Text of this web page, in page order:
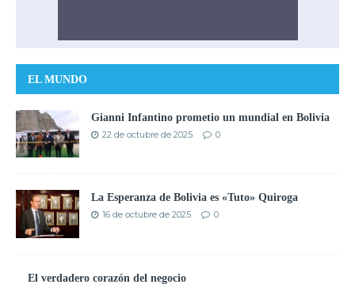
EL MUNDO
Gianni Infantino prometio un mundial en Bolivia
22 de octubre de 2025 0
La Esperanza de Bolivia es «Tuto» Quiroga
16 de octubre de 2025 0
El verdadero corazón del negocio